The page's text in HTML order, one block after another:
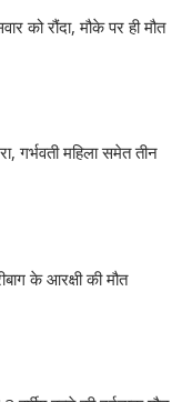
को रौंदा, मौके पर ही मौत
गर्भवती महिला समेत तीन
के आरक्षी की मौत